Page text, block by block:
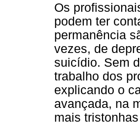
Os
podem ter
permanência
vezes, de
suicídio. Sem
trabalho dos
explicando o
avançada, na
mais